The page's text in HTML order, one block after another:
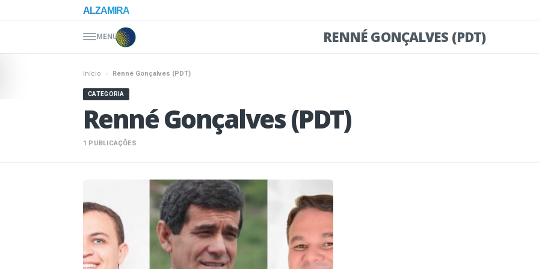
ALZAMIRA
MENU RENNÉ GONÇALVES (PDT)
Início › Renné Gonçalves (PDT)
CATEGORIA
Renné Gonçalves (PDT)
1 PUBLICAÇÕES